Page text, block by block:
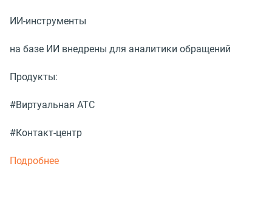
ИИ-инструменты
на базе ИИ внедрены для аналитики обращений
Продукты:
#Виртуальная АТС
#Контакт-центр
Подробнее